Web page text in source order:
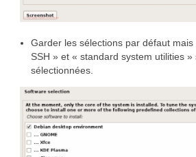
Garder les sélections par défaut
SSH » et « standard system utilities
sélectionnées.